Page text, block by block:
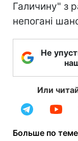
Галичину" з
непогані
Не
Или
Больше по